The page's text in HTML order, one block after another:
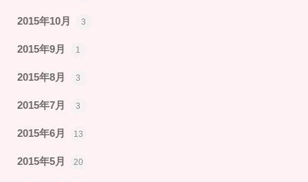
2015年10月 3
2015年9月 1
2015年8月 3
2015年7月 3
2015年6月 13
2015年5月 20